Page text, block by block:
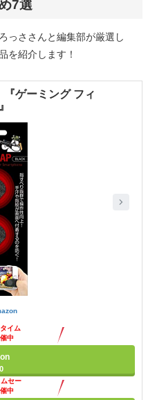
7選
っささんと編集部が厳選し
を紹介します！
ゲーミング フィ
イム
中
セー
中